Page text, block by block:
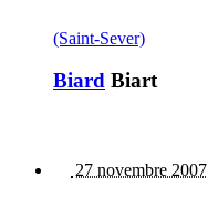
(Saint-Sever)
Biard Biart
27 novembre 2007